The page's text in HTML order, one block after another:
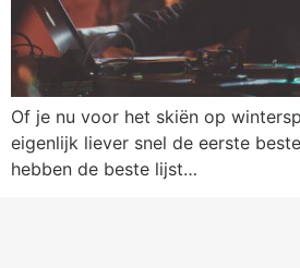
Of je nu voor het skiën op
eigenlijk liever snel de eerste
hebben de beste lijst…